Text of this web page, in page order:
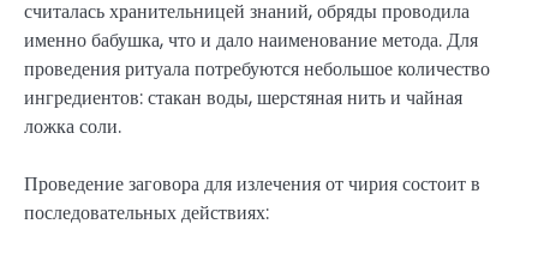
считалась хранительницей знаний, обряды проводила
именно бабушка, что и дало наименование метода. Для
проведения ритуала потребуются небольшое количество
ингредиентов: стакан воды, шерстяная нить и чайная
ложка соли.
Проведение заговора для излечения от чирия состоит в
последовательных действиях: